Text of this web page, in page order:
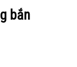
bắn